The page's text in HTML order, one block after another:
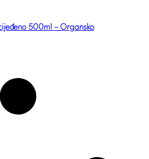
500ml – Organsko
KM.